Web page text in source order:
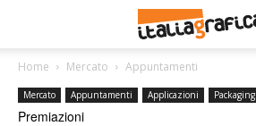
Home Mercato Appuntamenti
Mercato Appuntamenti Applicazioni Packaging
Premiazioni